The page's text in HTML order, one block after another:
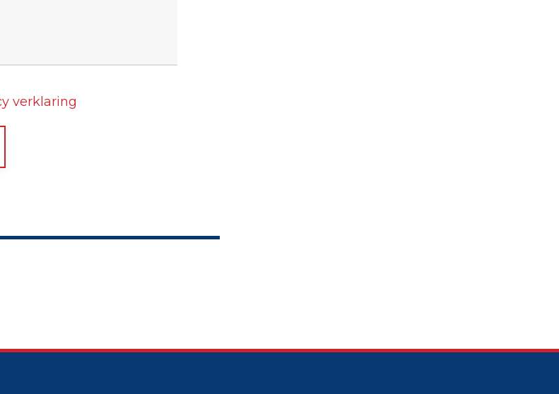
verklaring